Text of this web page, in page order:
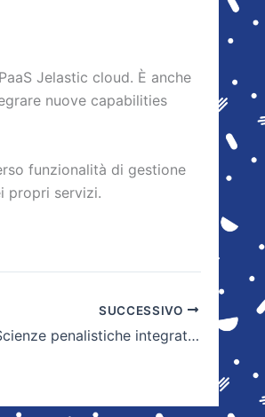
Jelastic cloud. È anche
nuove capabilities
funzionalità di gestione
propri servizi.
SUCCESSIVO
Corso di perfezionamento in “Scienze penalistiche integrate”